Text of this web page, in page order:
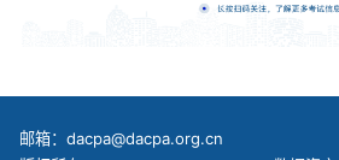
邮箱：dacpa@dacpa.org.cn